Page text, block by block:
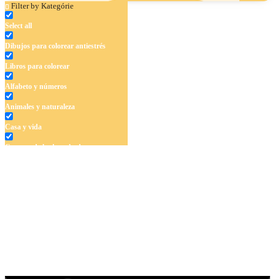
Filter by Kategórie
Select all
Dibujos para colorear antiestrés
Libros para colorear
Alfabeto y números
Animales y naturaleza
Casa y vida
Cuentos de hadas y hadas